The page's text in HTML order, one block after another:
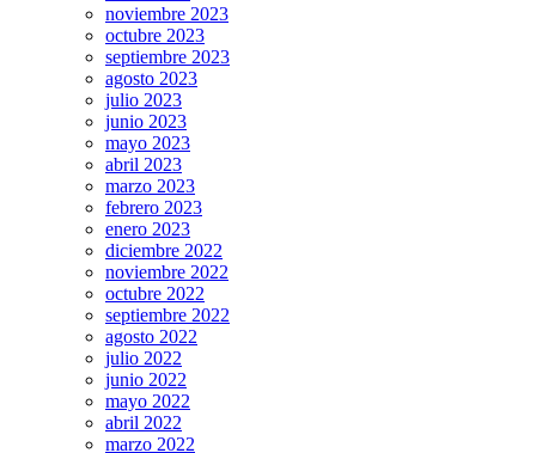
noviembre 2023
octubre 2023
septiembre 2023
agosto 2023
julio 2023
junio 2023
mayo 2023
abril 2023
marzo 2023
febrero 2023
enero 2023
diciembre 2022
noviembre 2022
octubre 2022
septiembre 2022
agosto 2022
julio 2022
junio 2022
mayo 2022
abril 2022
marzo 2022